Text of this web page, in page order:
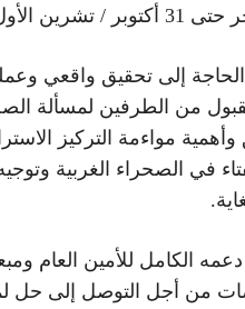
الأول 2022.
من الطرفين لمسألة
مواءمة التركيز
في الصحراء الغربية
الكامل للأمين العام
من أجل التوصل إلى حل